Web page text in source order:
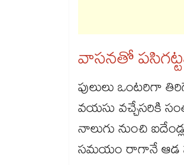
వాసనతో
పులులు ఒంటరిగా
వయసు వచ్చేసరికి
నాలుగు నుంచి
సమయం రాగానే ఆడ